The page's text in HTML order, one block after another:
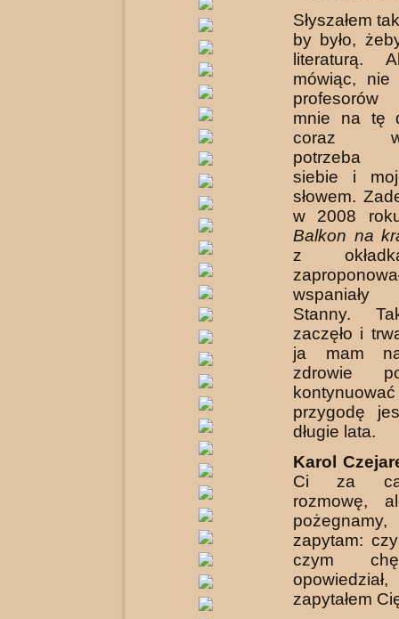
Słyszałem
by było,
literaturą.
mówiąc, nie
profesorów
mnie na tę
coraz
potrzeba
siebie i
słowem.
w 2008
Balkon na
z
Stanny.
zaczęło i
ja mam
zdrowie
przygodę
długie lata.
Karol
Ci za
rozmowę,
zapytam:
czym
zapytałem